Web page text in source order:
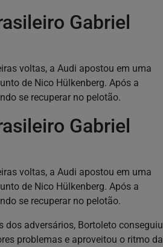
Gabriel
voltas, a Audi apostou em uma
de Nico Hülkenberg. Após a
se recuperar no pelotão.
Gabriel
voltas, a Audi apostou em uma
de Nico Hülkenberg. Após a
se recuperar no pelotão.
dos adversários, Bortoleto conseguiu
problemas e aproveitou o ritmo da